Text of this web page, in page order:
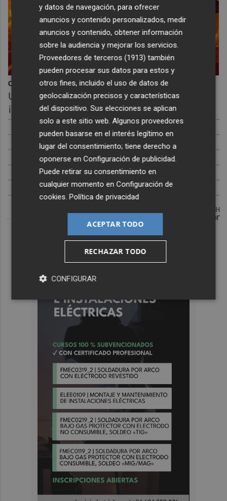
Corepunk MMORPG
Un verdadero MMORPG de la vieja escuela
¡Cómo los de antes, pero mejor!
DISCOVER WITH
y datos de navegación, para ofrecer
anuncios y contenido personalizados, medir
anuncios y contenido, obtener información
sobre la audiencia y mejorar los servicios.
Proveedores de terceros (1913) también
pueden procesar sus datos para estos y
otros fines, incluido el uso de datos de
geolocalización precisos y características
del dispositivo. Sus elecciones se aplican
solo a este sitio web. Algunos proveedores
pueden basarse en el interés legítimo en
lugar del consentimiento; tiene derecho a
oponerse enConfiguración de publicidad.
Puede retirar su consentimiento en
cualquier momento enConfiguración de
cookies.Política de privacidad
ACEPTAR TODO
RECHAZAR TODO
CONFIGURAR